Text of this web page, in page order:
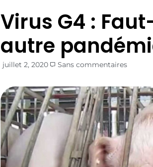
Virus G4 :
autre
juillet 2, 2020 Sans commentaires